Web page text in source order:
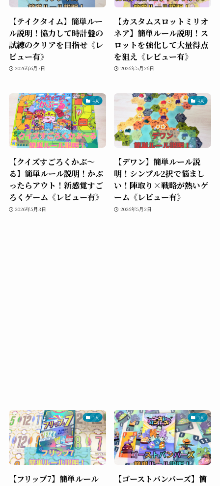
【テイクタイム】簡単ルー
ル説明！協力して時計盤の
試練のクリアを目指せ《レ
ビュー有》
2026年6月7日
【カスタムスロットミリオ
ネア】簡単ルール説明！ス
ロットを強化して大量得点
を狙え《レビュー有》
2026年5月26日
4人
【クイズすごろくかぶ～
る】簡単ルール説明！かぶ
ったらアウト！新感覚すご
ろくゲーム《レビュー有》
2026年5月3日
4人
【デワン】簡単ルール説
明！シンプル2択で悩まし
い！陣取り×戦略が熱いゲ
ーム《レビュー有》
2026年5月2日
4人
【フリップ7】簡単ルール
4人
【ゴーストバンパーズ】簡